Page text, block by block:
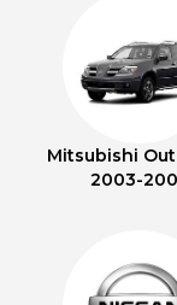
Mitsubishi
2003-